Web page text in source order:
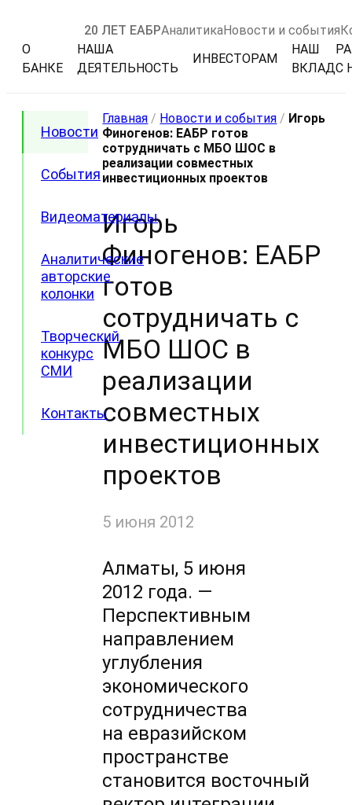
20 ЛЕТ ЕАБРАналитикаНовости и события
О
БАНКЕ
НАША
ДЕЯТЕЛЬНОСТЬ
ИНВЕСТОРАМ
НАШ
ВКЛАДС
Новости
События
Видеоматериалы
Аналитические
авторские
колонки
Творческий
конкурс
СМИ
Контакты
Главная / Новости и события / Игорь
Финогенов: ЕАБР готов
сотрудничать с МБО ШОС в
реализации совместных
инвестиционных проектов
Игорь
Финогенов: ЕАБР
готов
сотрудничать с
МБО ШОС в
реализации
совместных
инвестиционных
проектов
5 июня 2012
Алматы, 5 июня
2012 года. —
Перспективным
направлением
углубления
экономического
сотрудничества
на евразийском
пространстве
становится восточный